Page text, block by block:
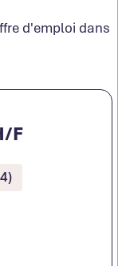
d'emploi dans
F